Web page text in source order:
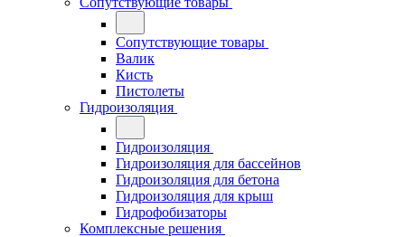
Сопутствующие товары
Валик
Кисть
Пистолеты
Гидроизоляция
Гидроизоляция
Гидроизоляция для бассейнов
Гидроизоляция для бетона
Гидроизоляция для крыш
Гидрофобизаторы
Комплексные решения